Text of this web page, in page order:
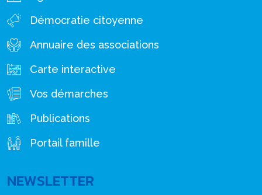
Démocratie citoyenne
Annuaire des associations
Carte interactive
Vos démarches
Publications
Portail famille
NEWSLETTER